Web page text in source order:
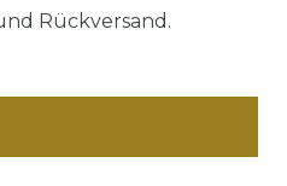
Rückversand.